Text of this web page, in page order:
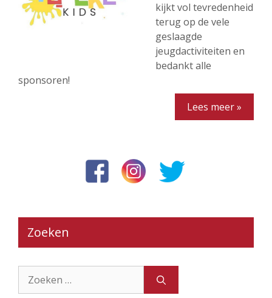
kijkt vol tevredenheid
terug op de vele
geslaagde
jeugdactiviteiten en
bedankt alle
sponsoren!
Lees meer »
Zoeken
naar: